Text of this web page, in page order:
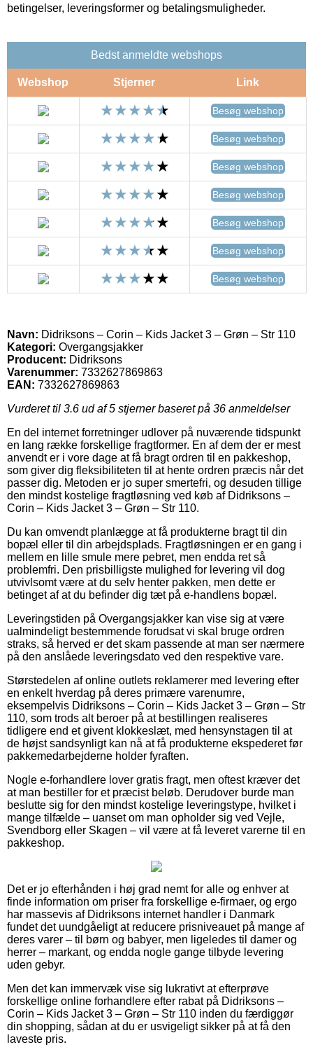
betingelser, leveringsformer og betalingsmuligheder.
Bedst anmeldte webshops
Webshop Stjerner Link
Besøg webshop
Besøg webshop
Besøg webshop
Besøg webshop
Besøg webshop
Besøg webshop
Besøg webshop
Navn: Didriksons – Corin – Kids Jacket 3 – Grøn – Str 110
Kategori: Overgangsjakker
Producent: Didriksons
Varenummer: 7332627869863
EAN: 7332627869863
Vurderet til 3.6 ud af 5 stjerner baseret på 36 anmeldelser
En del internet forretninger udlover på nuværende tidspunkt
en lang række forskellige fragtformer. En af dem der er mest
anvendt er i vore dage at få bragt ordren til en pakkeshop,
som giver dig fleksibiliteten til at hente ordren præcis når det
passer dig. Metoden er jo super smertefri, og desuden tillige
den mindst kostelige fragtløsning ved køb af Didriksons –
Corin – Kids Jacket 3 – Grøn – Str 110.
Du kan omvendt planlægge at få produkterne bragt til din
bopæl eller til din arbejdsplads. Fragtløsningen er en gang i
mellem en lille smule mere pebret, men endda ret så
problemfri. Den prisbilligste mulighed for levering vil dog
utvivlsomt være at du selv henter pakken, men dette er
betinget af at du befinder dig tæt på e-handlens bopæl.
Leveringstiden på Overgangsjakker kan vise sig at være
ualmindeligt bestemmende forudsat vi skal bruge ordren
straks, så herved er det skam passende at man ser nærmere
på den anslåede leveringsdato ved den respektive vare.
Størstedelen af online outlets reklamerer med levering efter
en enkelt hverdag på deres primære varenumre,
eksempelvis Didriksons – Corin – Kids Jacket 3 – Grøn – Str
110, som trods alt beroer på at bestillingen realiseres
tidligere end et givent klokkeslæt, med hensynstagen til at
de højst sandsynligt kan nå at få produkterne ekspederet før
pakkemedarbejderne holder fyraften.
Nogle e-forhandlere lover gratis fragt, men oftest kræver det
at man bestiller for et præcist beløb. Derudover burde man
beslutte sig for den mindst kostelige leveringstype, hvilket i
mange tilfælde – uanset om man opholder sig ved Vejle,
Svendborg eller Skagen – vil være at få leveret varerne til en
pakkeshop.
Det er jo efterhånden i høj grad nemt for alle og enhver at
finde information om priser fra forskellige e-firmaer, og ergo
har massevis af Didriksons internet handler i Danmark
fundet det uundgåeligt at reducere prisniveauet på mange af
deres varer – til børn og babyer, men ligeledes til damer og
herrer – markant, og endda nogle gange tilbyde levering
uden gebyr.
Men det kan immervæk vise sig lukrativt at efterprøve
forskellige online forhandlere efter rabat på Didriksons –
Corin – Kids Jacket 3 – Grøn – Str 110 inden du færdiggør
din shopping, sådan at du er usvigeligt sikker på at få den
laveste pris.